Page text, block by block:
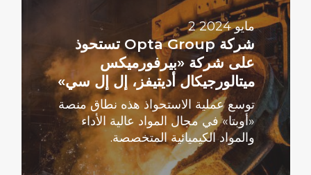
2 مايو 2024
شركة Opta Group تستحوذ
على شركة «بيرفورميكس
ميتالورجيكال أديتيفز، إل إل سي»
توسع عملية الاستحواذ هذه نطاق منصة
«أوبتا» في مجال المواد عالية الأداء
والمواد الكيميائية المتخصصة.